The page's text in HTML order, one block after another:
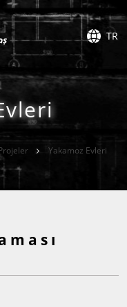
TR
Yakamoz Evleri